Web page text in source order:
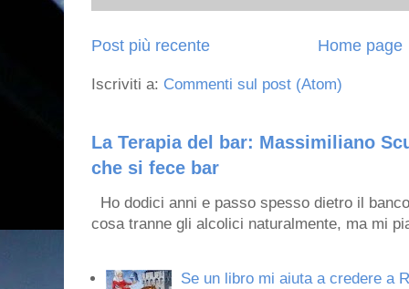
Post più recente Home page
Iscriviti a: Commenti sul post (Atom)
La Terapia del bar: Massimiliano
che si fece bar
Ho dodici anni e passo spesso dietro il
cosa tranne gli alcolici naturalmente, ma mi
Se un libro mi aiuta a credere a